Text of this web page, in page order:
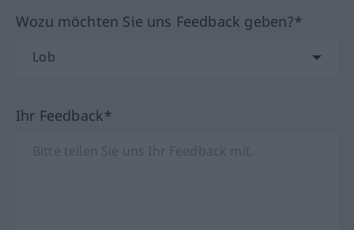
Wozu möchten Sie uns Feedback geben?*
Ihr Feedback*